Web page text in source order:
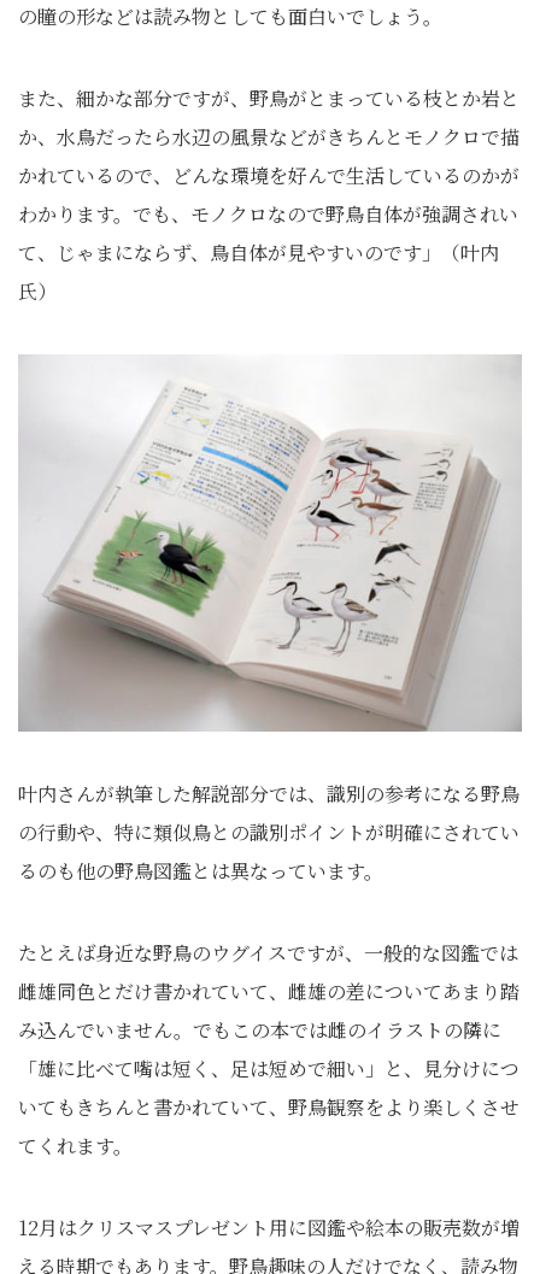
の瞳の形などは読み物としても面白いでしょう。
また、細かな部分ですが、野鳥がとまっている枝とか岩と
か、水鳥だったら水辺の風景などがきちんとモノクロで描
かれているので、どんな環境を好んで生活しているのかが
わかります。でも、モノクロなので野鳥自体が強調されい
て、じゃまにならず、鳥自体が見やすいのです」（叶内
氏）
叶内さんが執筆した解説部分では、識別の参考になる野鳥
の行動や、特に類似鳥との識別ポイントが明確にされてい
るのも他の野鳥図鑑とは異なっています。
たとえば身近な野鳥のウグイスですが、一般的な図鑑では
雌雄同色とだけ書かれていて、雌雄の差についてあまり踏
み込んでいません。でもこの本では雌のイラストの隣に
「雄に比べて嘴は短く、足は短めで細い」と、見分けにつ
いてもきちんと書かれていて、野鳥観察をより楽しくさせ
てくれます。
12月はクリスマスプレゼント用に図鑑や絵本の販売数が増
える時期でもあります。野鳥趣味の人だけでなく、読み物